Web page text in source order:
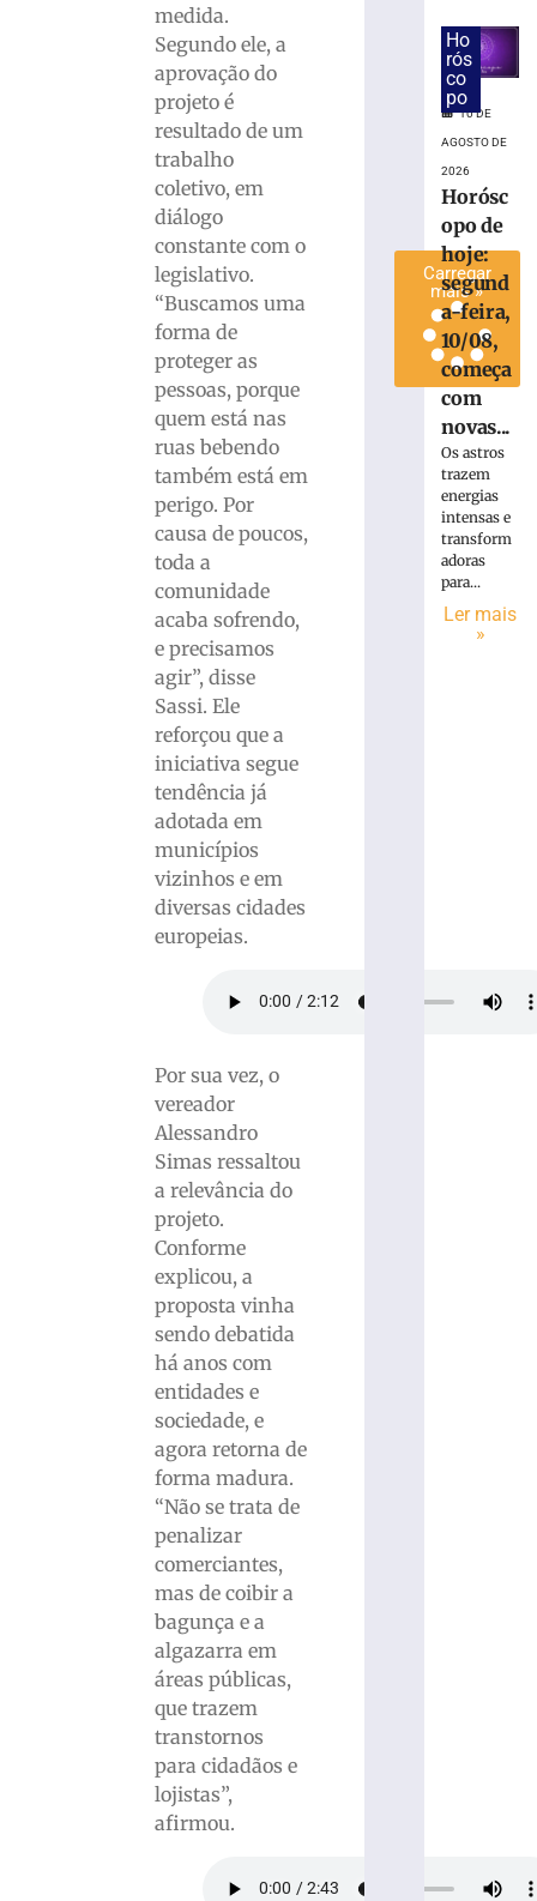
medida.
Segundo ele, a
aprovação do
projeto é
resultado de um
trabalho
coletivo, em
diálogo
constante com o
legislativo.
“Buscamos uma
forma de
proteger as
pessoas, porque
quem está nas
ruas bebendo
também está em
perigo. Por
causa de poucos,
toda a
comunidade
acaba sofrendo,
e precisamos
agir”, disse
Sassi. Ele
reforçou que a
iniciativa segue
tendência já
adotada em
municípios
vizinhos e em
diversas cidades
europeias.
Por sua vez, o
vereador
Alessandro
Simas ressaltou
a relevância do
projeto.
Conforme
explicou, a
proposta vinha
sendo debatida
há anos com
entidades e
sociedade, e
agora retorna de
forma madura.
“Não se trata de
penalizar
comerciantes,
mas de coibir a
bagunça e a
algazarra em
áreas públicas,
que trazem
transtornos
para cidadãos e
lojistas”,
afirmou.
Deputado
Federal
Carregar
mais »
Ho
rós
co
po
10 DE
AGOSTO DE
2026
Horósc
opo de
hoje:
segund
a-feira,
10/08,
começa
com
novas...
Os astros
trazem
energias
intensas e
transform
adoras
para...
Ler mais
»